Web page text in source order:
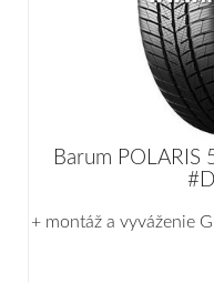
Barum
+ montáž a vyváženie